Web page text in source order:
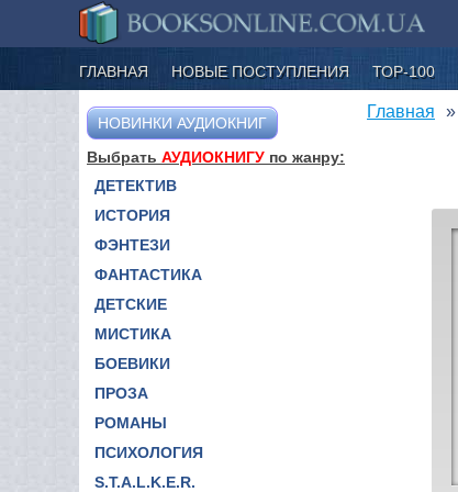
ГЛАВНАЯ НОВЫЕ ПОСТУПЛЕНИЯ ТОР-100
НОВИНКИ АУДИОКНИГ
Выбрать АУДИОКНИГУ по жанру:
ДЕТЕКТИВ
ИСТОРИЯ
ФЭНТЕЗИ
ФАНТАСТИКА
ДЕТСКИЕ
МИСТИКА
БОЕВИКИ
ПРОЗА
РОМАНЫ
ПСИХОЛОГИЯ
S.T.A.L.K.E.R.
Главная